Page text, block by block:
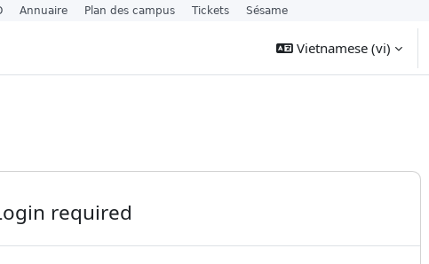
Vietnamese ‎(vi)‎
required
Annuaire Plan des campus Tickets Sésame